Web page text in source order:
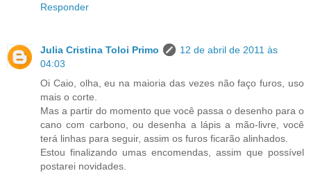
Responder
Julia Cristina Toloi Primo
12 de abril de 2011 às
04:03
Oi Caio, olha, eu na maioria das vezes não faço furos, uso
mais o corte.
Mas a partir do momento que você passa o desenho para o
cano com carbono, ou desenha a lápis a mão-livre, você
terá linhas para seguir, assim os furos ficarão alinhados.
Estou finalizando umas encomendas, assim que possível
postarei novidades.